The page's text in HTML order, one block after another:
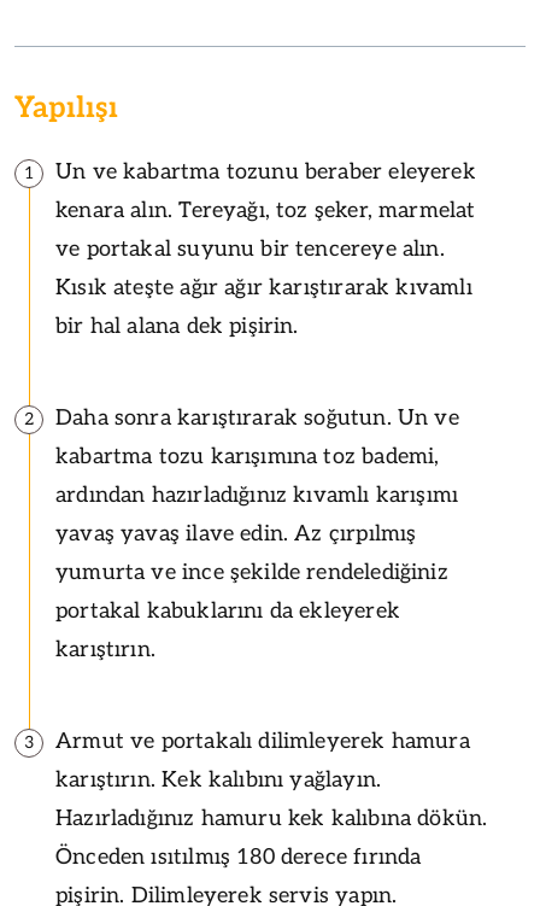
Yapılışı
1
Un ve kabartma tozunu beraber eleyerek
kenara alın. Tereyağı, toz şeker, marmelat
ve portakal suyunu bir tencereye alın.
Kısık ateşte ağır ağır karıştırarak kıvamlı
bir hal alana dek pişirin.
2
Daha sonra karıştırarak soğutun. Un ve
kabartma tozu karışımına toz bademi,
ardından hazırladığınız kıvamlı karışımı
yavaş yavaş ilave edin. Az çırpılmış
yumurta ve ince şekilde rendelediğiniz
portakal kabuklarını da ekleyerek
karıştırın.
3
Armut ve portakalı dilimleyerek hamura
karıştırın. Kek kalıbını yağlayın.
Hazırladığınız hamuru kek kalıbına dökün.
Önceden ısıtılmış 180 derece fırında
pişirin. Dilimleyerek servis yapın.